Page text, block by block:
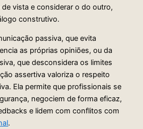
vista e considerar o do outro,
construtivo.
passiva, que evita
as próprias opiniões, ou da
que desconsidera os limites
assertiva valoriza o respeito
Ela permite que profissionais se
negociem de forma eficaz,
e lidem com conflitos com
.